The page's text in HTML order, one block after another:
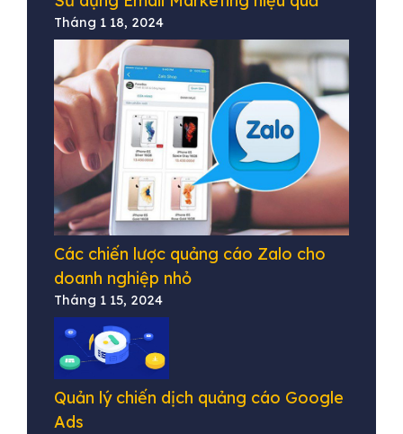
Tháng 1 18, 2024
Các chiến lược quảng cáo Zalo cho
doanh nghiệp nhỏ
Tháng 1 15, 2024
Quản lý chiến dịch quảng cáo Google
Ads